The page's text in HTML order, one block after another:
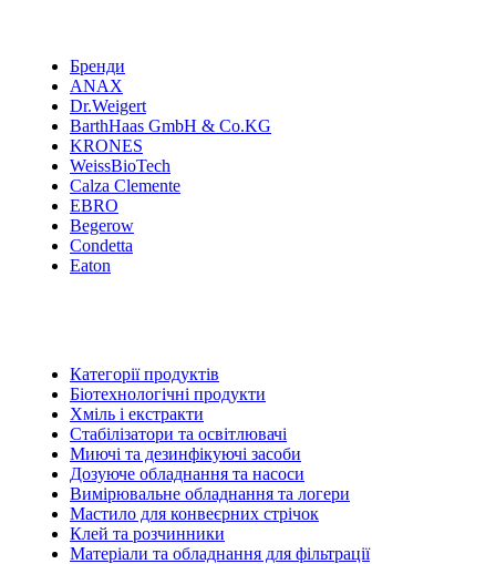
Бренди
ANAX
Dr.Weigert
BarthHaas GmbH & Co.KG
KRONES
WeissBioTech
Calza Clemente
EBRO
Begerow
Condetta
Eaton
Категорії продуктів
Біотехнологічні продукти
Хміль і екстракти
Стабілізатори та освітлювачі
Миючі та дезинфікуючі засоби
Дозуюче обладнання та насоси
Вимірювальне обладнання та логери
Мастило для конвеєрних стрічок
Клей та розчинники
Матеріали та обладнання для фільтрації